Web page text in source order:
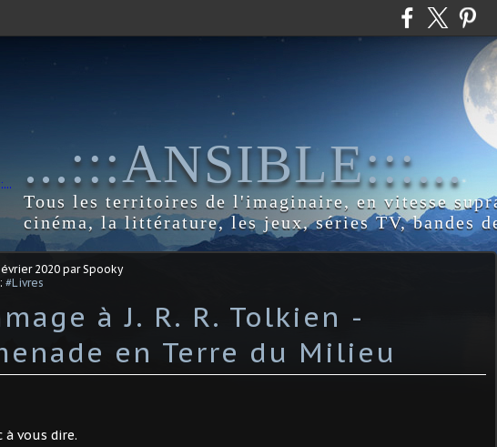
...:::ANSIBLE:::...
Tous les territoires de l'imaginaire, en vitesse
cinéma, la littérature, les jeux, séries TV, bandes
2020par Spooky
#Livres
à J. R. R. Tolkien -
en Terre du Milieu
à vous dire.